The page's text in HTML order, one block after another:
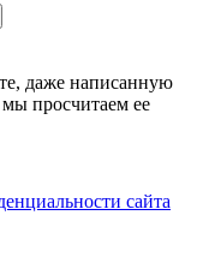
даже написанную
просчитаем ее
сайта